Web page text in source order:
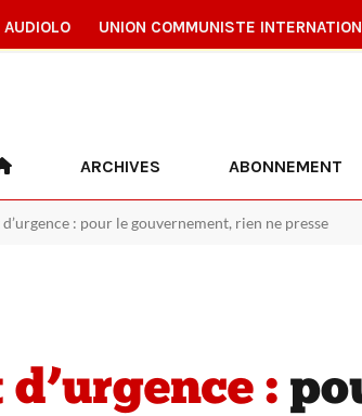
AUDIOLO UNION COMMUNISTE
ARCHIVES ABONNEMENT
: pour le gouvernement, rien ne presse
: